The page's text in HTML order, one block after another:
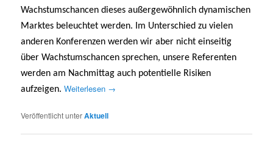
Wachstumschancen dieses außergewöhnlich dynamischen
Marktes beleuchtet werden. Im Unterschied zu vielen
anderen Konferenzen werden wir aber nicht einseitig
über Wachstumschancen sprechen, unsere Referenten
werden am Nachmittag auch potentielle Risiken
aufzeigen. Weiterlesen →
Veröffentlicht unterAktuell